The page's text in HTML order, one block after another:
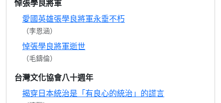
悼張學良將軍
愛國英雄張學良將軍永垂不朽
（李恩涵）
悼張學良將軍逝世
（毛鑄倫）
台灣文化協會八十週年
揭穿日本統治是「有良心的統治」的謊言